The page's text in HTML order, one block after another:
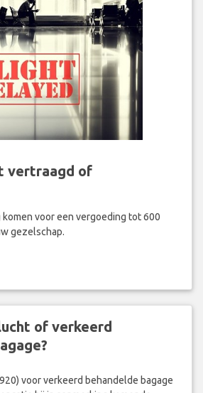
vertraagd of
komen voor een vergoeding tot 600
gezelschap.
of verkeerd
voor verkeerd behandelde bagage